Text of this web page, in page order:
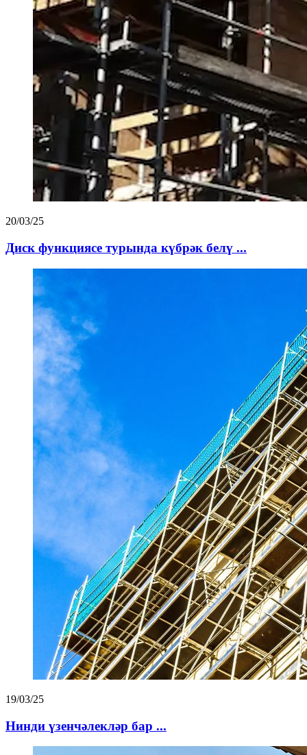
20/03/25
Диск функциясе турында күбрәк белү ...
19/03/25
Нинди үзенчәлекләр бар ...